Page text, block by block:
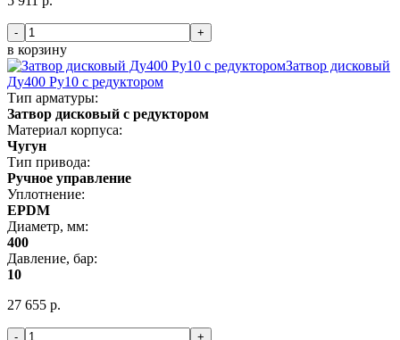
- +
в корзину
Затвор дисковый
Ду400 Ру10 с редуктором
Тип арматуры:
Затвор дисковый с редуктором
Материал корпуса:
Чугун
Тип привода:
Ручное управление
Уплотнение:
EPDM
Диаметр, мм:
400
Давление, бар:
10
27 655 р.
- +